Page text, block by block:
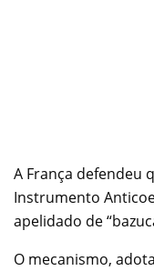
A França defendeu
Instrumento
apelidado de
O mecanismo,